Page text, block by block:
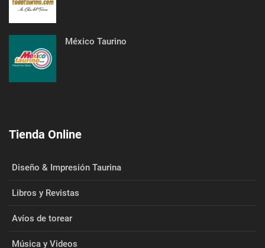
México Taurino
Tienda Online
Diseño & Impresión Taurina
Libros y Revistas
Avíos de torear
Música y Videos